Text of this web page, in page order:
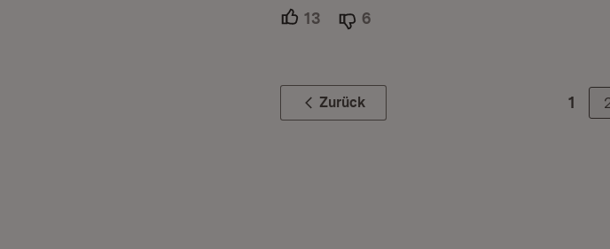
13 Unterstützer.
6
Zurück 1